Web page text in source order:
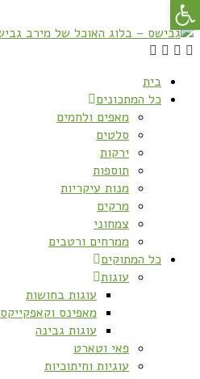
בית
כל המתכונים
מאפים ולחמים
סלטים
ירקות
תוספות
מנות עיקריות
מרקים
צמחוני
ממרחים ורטבים
כל המתוקים
עוגות
עוגות בחושות
מאפינס וקאפקייקס
עוגות גבינה
פאי וטארט
עוגיות וחיתוכיות